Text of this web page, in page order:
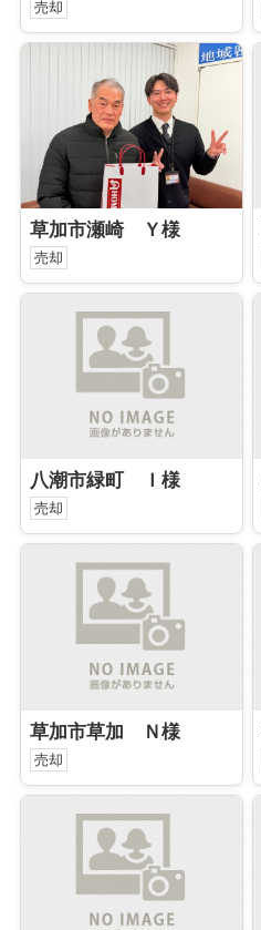
売却
草加市瀬崎 Ｙ様
売却
八潮市緑町 Ｉ様
売却
草加市草加 Ｎ様
売却